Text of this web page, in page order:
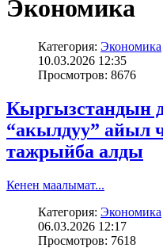
Экономика
Категория: Экономика
10.03.2026 12:35
Просмотров: 8676
Кыргызстандын
“акылдуу” айыл
тажрыйба алды
Кенен маалымат...
Категория: Экономика
06.03.2026 12:17
Просмотров: 7618